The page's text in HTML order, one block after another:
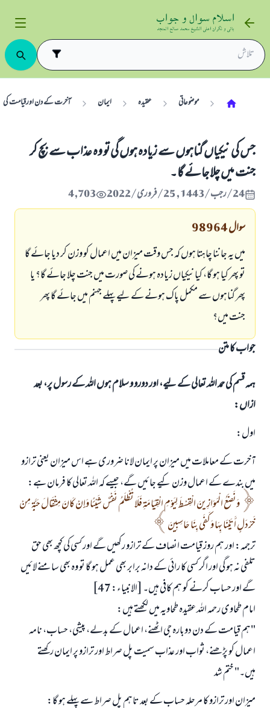
موضوعاتی عقیدہ ایمان آخرت کے دن اورقیامت کی
جس کی نیکیاں گناہوں سے زیادہ ہوں گی تو وہ عذاب سے بچ کر
جنت میں چلا جائے گا۔
24/رجب/1443 , 25/فروری/2022 4,703
سوال98964
میں یہ جاننا چاہتا ہوں کہ جس وقت میزان میں اعمال کو وزن کر دیا جائے گا
تو پھر کیا ہو گا، کیا نیکیاں زیادہ ہونے کی صورت میں جنت چلا جائے گا؟ یا
پھر گناہوں سے مکمل پاک ہونے کے لیے پہلے جہنم میں جائے گا پھر
جنت میں؟
جواب کا متن
ہمہ قسم کی حمد اللہ تعالی کے لیے، اور دورو و سلام ہوں اللہ کے رسول پر، بعد
ازاں:
اول:
آخرت کے معاملات میں میزان پر ایمان لانا ضروری ہے اس میزان یعنی ترازو
میں بندے کے اعمال وزن کیے جائیں گے، جیسے کہ اللہ تعالی کا فرمان ہے:
وَنَضَعُ الْمَوَازِينَ الْقِسْطَ لِيَوْمِ الْقِيَامَةِ فَلَا تُظْلَمُ نَفْسٌ شَيْئًا وَإِنْ كَانَ مِثْقَالَ حَبَّةٍ مِنْ
خَرْدَلٍ أَتَيْنَا بِهَا وَكَفَى بِنَا حَاسِبِينَ
ترجمہ: اور ہم روز قیامت انصاف کے ترازو رکھیں گے اور کسی کی کچھ بھی حق
تلفی نہ ہو گی اور اگر کسی کا رائی کے دانہ برابر بھی عمل ہو گا تو وہ بھی سامنے لائیں
گے اور حساب کرنے کو ہم کافی ہیں۔ [الانبیاء: 47]
امام طحاوی رحمہ اللہ عقیدہ طحاویہ میں لکھتے ہیں:
"ہم قیامت کے دن دوبارہ جی اٹھنے، اعمال کے بدلے، پیشی، حساب، نامہ
اعمال کو پڑھنے، ثواب اور عذاب سمیت پل صراط اور ترازو پر ایمان رکھتے
ہیں۔" ختم شد
میزان اور ترازو کا مرحلہ حساب کے بعد تاہم پل صراط سے پہلے ہو گا: